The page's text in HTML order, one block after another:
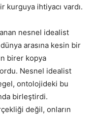
kurguya ihtiyacı vardı.
nesnel idealist
arasına kesin bir
birer kopya
Nesnel idealist
ontolojideki bu
birleştirdi.
değil, onların